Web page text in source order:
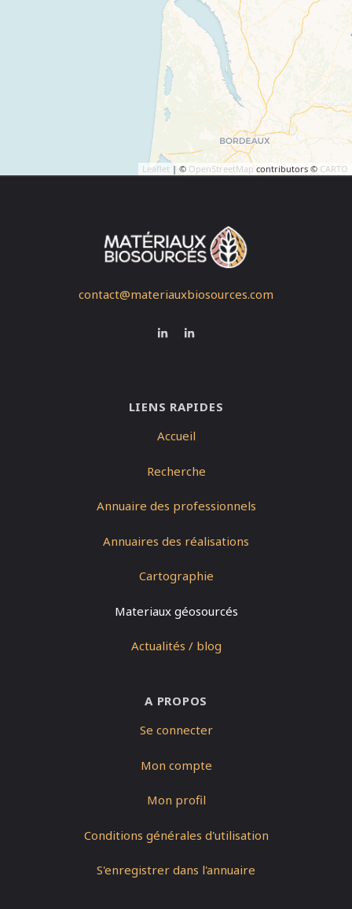
Leaflet | © OpenStreetMapcontributors © CARTO
contact@materiauxbiosources.com
LIENS RAPIDES
Accueil
Recherche
Annuaire des professionnels
Annuaires des réalisations
Cartographie
Materiaux géosourcés
Actualités / blog
A PROPOS
Se connecter
Mon compte
Mon profil
Conditions générales d'utilisation
S'enregistrer dans l'annuaire